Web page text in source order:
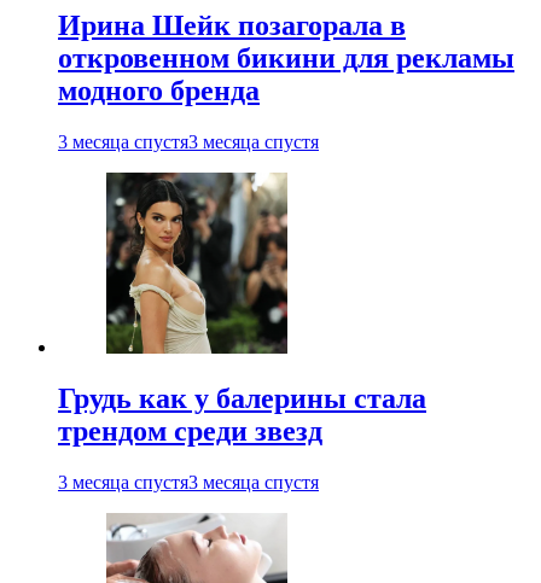
Ирина Шейк позагорала в
откровенном бикини для рекламы
модного бренда
3 месяца спустя3 месяца спустя
Грудь как у балерины стала
трендом среди звезд
3 месяца спустя3 месяца спустя